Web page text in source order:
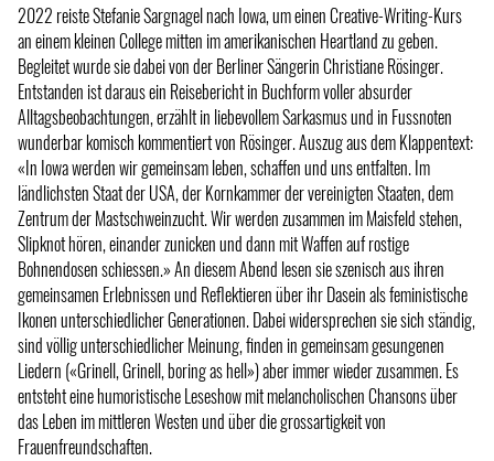
2022 reiste Stefanie Sargnagel nach Iowa, um einen Creative-Writing-Kurs
an einem kleinen College mitten im amerikanischen Heartland zu geben.
Begleitet wurde sie dabei von der Berliner Sängerin Christiane Rösinger.
Entstanden ist daraus ein Reisebericht in Buchform voller absurder
Alltagsbeobachtungen, erzählt in liebevollem Sarkasmus und in Fussnoten
wunderbar komisch kommentiert von Rösinger. Auszug aus dem Klappentext:
«In Iowa werden wir gemeinsam leben, schaffen und uns entfalten. Im
ländlichsten Staat der USA, der Kornkammer der vereinigten Staaten, dem
Zentrum der Mastschweinzucht. Wir werden zusammen im Maisfeld stehen,
Slipknot hören, einander zunicken und dann mit Waffen auf rostige
Bohnendosen schiessen.» An diesem Abend lesen sie szenisch aus ihren
gemeinsamen Erlebnissen und Reflektieren über ihr Dasein als feministische
Ikonen unterschiedlicher Generationen. Dabei widersprechen sie sich ständig,
sind völlig unterschiedlicher Meinung, finden in gemeinsam gesungenen
Liedern («Grinell, Grinell, boring as hell») aber immer wieder zusammen. Es
entsteht eine humoristische Leseshow mit melancholischen Chansons über
das Leben im mittleren Westen und über die grossartigkeit von
Frauenfreundschaften.